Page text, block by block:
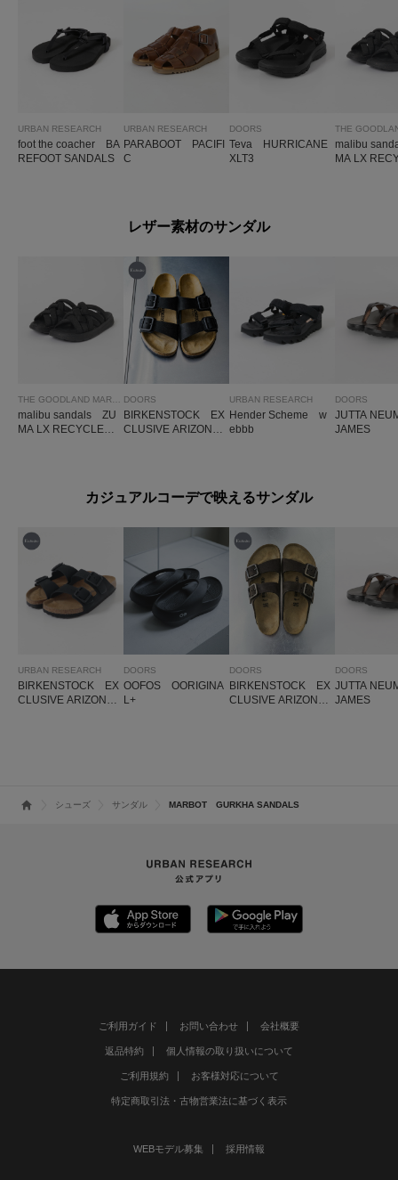
URBAN RESEARCH
foot the coacher BA
REFOOT SANDALS
URBAN RESEARCH
PARABOOT PACIFI
C
DOORS
Teva HURRICANE
XLT3
malibu
MA LX
レザー素材のサンダル
malibu sandals ZU
MA LX RECYCLED1
DOORS
BIRKENSTOCK EX
CLUSIVE ARIZONA
URBAN RESEARCH
Hender Scheme w
ebbb
DOORS
JUTTA
JAMES
カジュアルコーデで映えるサンダル
URBAN RESEARCH
BIRKENSTOCK EX
CLUSIVE ARIZONA
DOORS
OOFOS OORIGINA
L+
DOORS
BIRKENSTOCK EX
CLUSIVE ARIZONA
DOORS
JUTTA
JAMES
シューズ サンダル MARBOT GURKHA SANDALS
ご利用ガイド お問い合わせ 会社概要
返品特約 個人情報の取り扱いについて
ご利用規約 お客様対応について
特定商取引法・古物営業法に基づく表示
WEBモデル募集 採用情報